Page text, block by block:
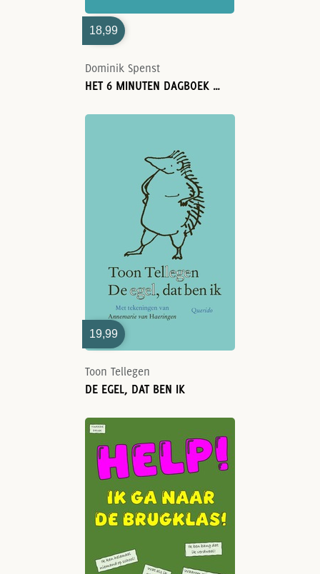
18,99
Dominik Spenst
HET 6 MINUTEN DAGBOEK VOOR KINDEREN
19,99
Toon Tellegen
DE EGEL, DAT BEN IK